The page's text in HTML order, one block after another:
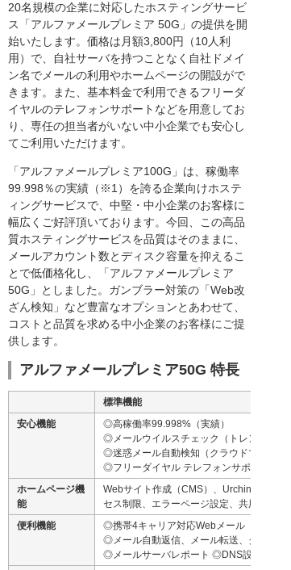
20名規模の企業に対応したホスティングサービ
ス「アルファメールプレミア 50G」の提供を開
始いたします。価格は月額3,800円（10人利
用）で、自社サーバを持つことなく自社ドメイ
ン名でメールの利用やホームページの開設がで
きます。また、基本料金で利用できるフリーダ
イヤルのテレフォンサポートなどを用意してお
り、専任の担当者がいない中小企業でも安心し
てご利用いただけます。
「アルファメールプレミア100G」は、稼働率
99.998％の実績（※1）を誇る企業向けホステ
ィングサービスで、中堅・中小企業のお客様に
幅広くご好評頂いております。今回、この高品
質ホスティングサービスを品質はそのままに、
メールアカウント数とディスク容量を抑えるこ
とで低価格化し、「アルファメールプレミア
50G」としました。ガンブラー対策の「Web改
ざん検知」など豊富なオプションとあわせて、
コストと品質を求める中小企業のお客様にご提
供します。
アルファメールプレミア50G 特長
標準機能
安心機能
◎高稼働率99.998%（実績）
◎メールウイルスチェック（トレンドマイ
◎迷惑メール自動検知（クラウドマーク）
◎フリーダイヤル テレフォンサポート
ホームページ機
能
Webサイト作成（CMS）、Urchin(アクセ
セス制限、エラーページ設定、共用SSL
便利機能
◎携帯4キャリア対応Webメール（トランス
◎メール自動返信、メール転送、グループ
◎メールサーバレポート ◎DNS設定機能